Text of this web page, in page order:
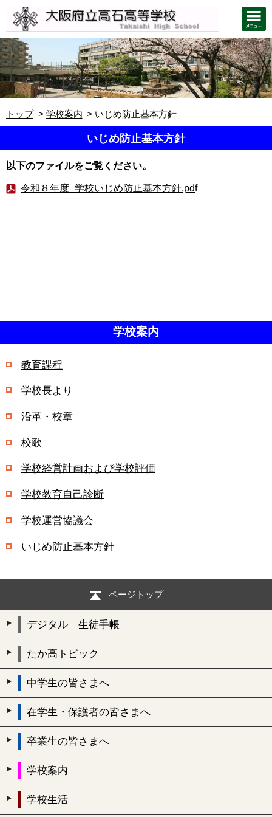
トップ 学校案内 いじめ防止基本方針
いじめ防止基本方針
以下のファイルをご覧ください。
令和８年度_学校いじめ防止基本方針.pdf
学校案内
教育課程
学校長より
沿革・校章
校歌
学校経営計画および学校評価
学校教育自己診断
学校運営協議会
いじめ防止基本方針
ページトップ
デジタル 生徒手帳
たか高トピック
中学生の皆さまへ
在学生・保護者の皆さまへ
卒業生の皆さまへ
学校案内
学校生活